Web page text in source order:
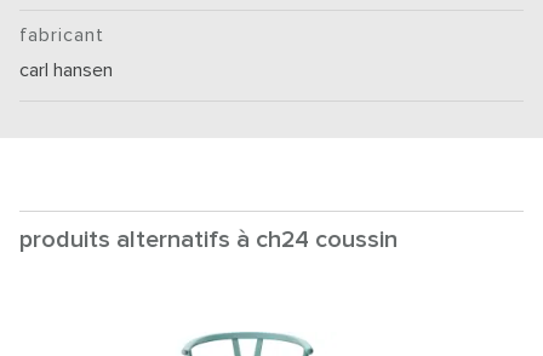
fabricant
carl hansen
produits alternatifs à ch24 coussin